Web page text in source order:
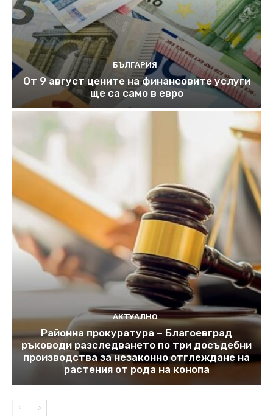
БЪЛГАРИЯ
От 9 август цените на финансовите услуги
ще са само в евро
АКТУАЛНО
Районна прокуратура – Благоевград
ръководи разследването по три досъдебни
производства за незаконно отглеждане на
растения от рода на конопа